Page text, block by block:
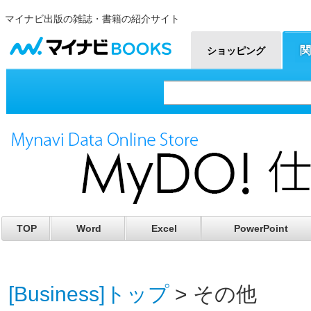
マイナビ出版の雑誌・書籍の紹介サイト
マイナビBOOKS
ショッピング
TOP Word Excel PowerPoint
[Business]トップ > その他